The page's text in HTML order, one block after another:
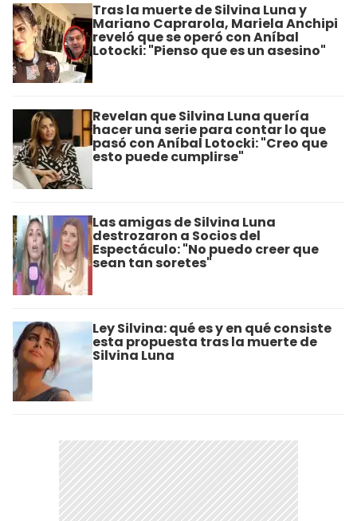
Tras la muerte de Silvina Luna y
Mariano Caprarola, Mariela Anchipi
reveló que se operó con Aníbal
Lotocki: "Pienso que es un asesino"
Revelan que Silvina Luna quería
hacer una serie para contar lo que
pasó con Aníbal Lotocki: "Creo que
esto puede cumplirse"
Las amigas de Silvina Luna
destrozaron a Socios del
Espectáculo: "No puedo creer que
sean tan soretes"
Ley Silvina: qué es y en qué consiste
esta propuesta tras la muerte de
Silvina Luna